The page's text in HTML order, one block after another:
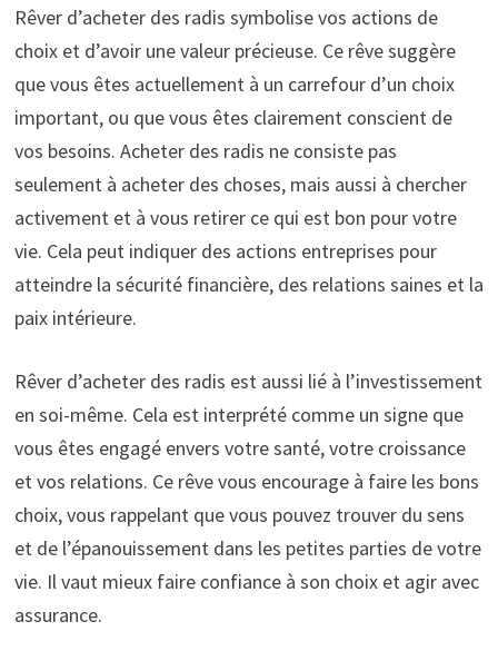
Rêver d’acheter des radis symbolise vos actions de
choix et d’avoir une valeur précieuse. Ce rêve suggère
que vous êtes actuellement à un carrefour d’un choix
important, ou que vous êtes clairement conscient de
vos besoins. Acheter des radis ne consiste pas
seulement à acheter des choses, mais aussi à chercher
activement et à vous retirer ce qui est bon pour votre
vie. Cela peut indiquer des actions entreprises pour
atteindre la sécurité financière, des relations saines et la
paix intérieure.
Rêver d’acheter des radis est aussi lié à l’investissement
en soi-même. Cela est interprété comme un signe que
vous êtes engagé envers votre santé, votre croissance
et vos relations. Ce rêve vous encourage à faire les bons
choix, vous rappelant que vous pouvez trouver du sens
et de l’épanouissement dans les petites parties de votre
vie. Il vaut mieux faire confiance à son choix et agir avec
assurance.